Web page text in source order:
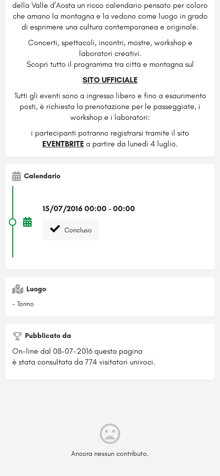
della Valle d’Aosta un ricco calendario pensato per coloro
che amano la montagna e la vedono come luogo in grado
di esprimere una cultura contemporanea e originale.
Concerti, spettacoli, incontri, mostre, workshop e
laboratori creativi.
Scopri tutto il programma tra città e montagna sul
SITO UFFICIALE
Tutti gli eventi sono a ingresso libero e fino a esaurimento
posti, è richiesta la prenotazione per le passeggiate, i
workshop e i laboratori:
i partecipanti potranno registrarsi tramite il sito
EVENTBRITE a partire da lunedì 4 luglio.
Calendario
15/07/2016 00:00 - 00:00
Concluso
Luogo
- Torino
Pubblicato da
On-line dal 08-07-2016 questa pagina
è stata consultata da 774 visitatori univoci.
Ancora nessun contributo.